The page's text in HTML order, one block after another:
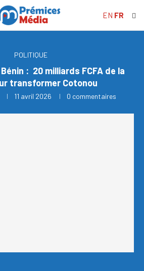
EN FR
POLITIQUE
: 20 milliards FCFA de la
transformer Cotonou
11 avril 2026 0 commentaires